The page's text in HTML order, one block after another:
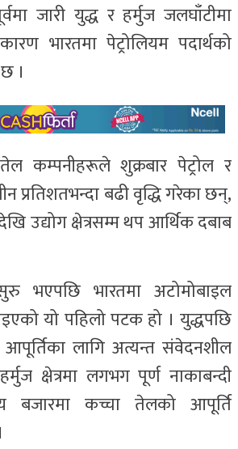
जारी युद्ध र हर्मुज जलघाँटीमा
भारतमा पेट्रोलियम पदार्थको
।
कम्पनीहरूले शुक्रबार पेट्रोल र
प्रतिशतभन्दा बढी वृद्धि गरेका छन्,
उद्योग क्षेत्रसम्म थप आर्थिक दबाब
भएपछि भारतमा अटोमोबाइल
यो पहिलो पटक हो । युद्धपछि
आपूर्तिका लागि अत्यन्त संवेदनशील
क्षेत्रमा लगभग पूर्ण नाकाबन्दी
बजारमा कच्चा तेलको आपूर्ति